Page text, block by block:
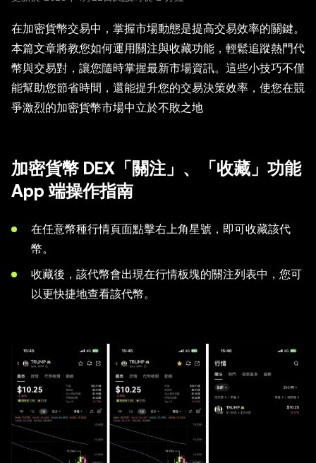
在加密貨幣交易中，掌握市場動態是提高交易效率的關鍵。
本篇文章將教您如何運用關注與收藏功能，輕鬆追蹤熱門代
幣與交易對，讓您隨時掌握最新市場資訊。這些小技巧不僅
能幫助您節省時間，還能提升您的交易決策效率，使您在競
爭激烈的加密貨幣市場中立於不敗之地
加密貨幣 DEX「關注」、「收藏」功能
App 端操作指南
在任意幣種行情頁面點擊右上角星號，即可收藏該代
幣。
收藏後，該代幣會出現在行情板塊的關注列表中，您可
以更快捷地查看該代幣。